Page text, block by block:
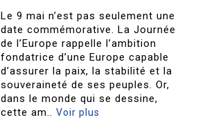
Le 9 mai n’est pas seulement une
date commémorative. La Journée
de l’Europe rappelle l’ambition
fondatrice d’une Europe capable
d’assurer la paix, la stabilité et la
souveraineté de ses peuples. Or,
dans le monde qui se dessine,
cette am..Voir plus